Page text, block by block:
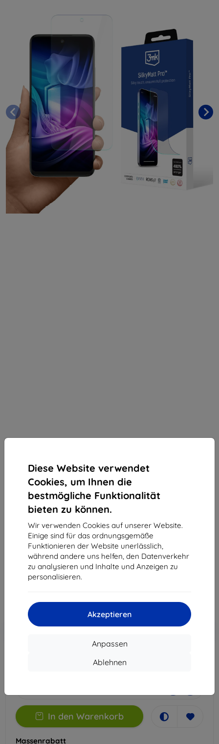
Diese Website verwendet
Cookies, um Ihnen die
bestmögliche Funktionalität
bieten zu können.
Wir verwenden Cookies auf unserer Website.
Einige sind für das ordnungsgemäße
Funktionieren der Website unerlässlich,
während andere uns helfen, den Datenverkehr
zu analysieren und Inhalte und Anzeigen zu
personalisieren.
Akzeptieren
Anpassen
Ablehnen
3mk Silky Matt Pro Schutzfolie für TCL 60 5G / 60R
5G / 60 SE NXTPAPER 5G
Geeignet für: TCL 60 SE TCL 60 TCL 60R
12,90 €
11,61 €
ohne MWSt9,76 €
Rabatt mit Gutschein
In den
In den Warenkorb
Massenrabatt